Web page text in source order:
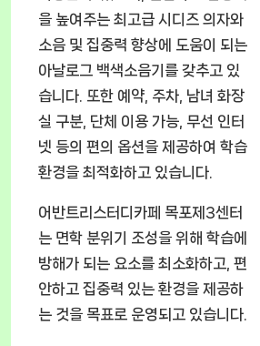
을 높여주는 최고급 시디즈 의자와
소음 및 집중력 향상에 도움이 되는
아날로그 백색소음기를 갖추고 있
습니다. 또한 예약, 주차, 남녀 화장
실 구분, 단체 이용 가능, 무선 인터
넷 등의 편의 옵션을 제공하여 학습
환경을 최적화하고 있습니다.
어반트리스터디카페 목포제3센터
는 면학 분위기 조성을 위해 학습에
방해가 되는 요소를 최소화하고, 편
안하고 집중력 있는 환경을 제공하
는 것을 목표로 운영되고 있습니다.